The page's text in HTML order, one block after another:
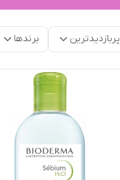
پربازدیدترین برندها